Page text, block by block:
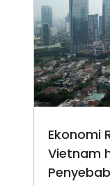
Ekonomi
Vietnam